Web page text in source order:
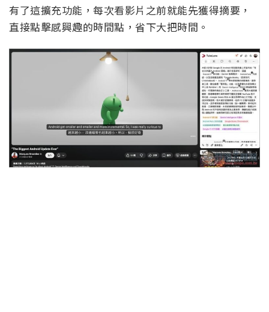
有了這擴充功能，每次看影片之前就能先獲得摘要，
直接點擊感興趣的時間點，省下大把時間。